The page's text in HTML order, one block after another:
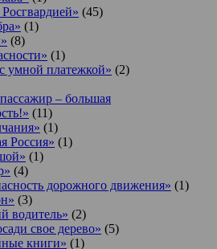
(45)
(1)
(8)
(1)
умной платежкой» (2)
– большая
(11)
(1)
Россия» (1)
(1)
(4)
дорожного движения» (1)
(3)
водитель» (2)
свое дерево» (5)
книги» (1)